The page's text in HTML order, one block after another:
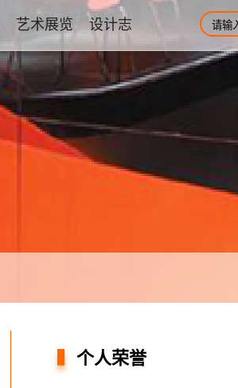
艺术展览 设计志
个人荣誉